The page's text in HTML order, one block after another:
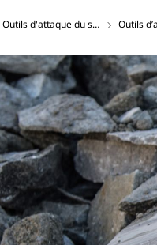
Outils d'attaque du sol Cat®Outils